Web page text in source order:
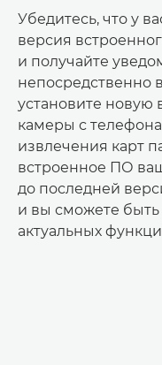
Убедитесь, что у
версия
и получайте
непосредственно
установите
камеры с
извлечения карт
встроенное ПО
до последней
и вы сможете
актуальных